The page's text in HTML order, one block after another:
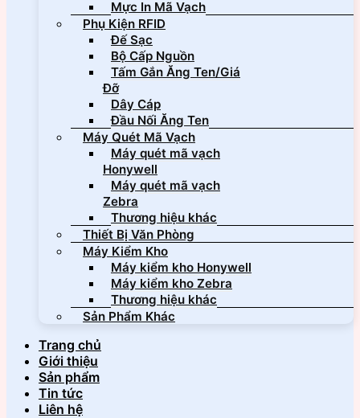
Mực In Mã Vạch
Phụ Kiện RFID
Đế Sạc
Bộ Cấp Nguồn
Tấm Gắn Ăng Ten/Giá
Đỡ
Dây Cáp
Đầu Nối Ăng Ten
Máy Quét Mã Vạch
Máy quét mã vạch
Honywell
Máy quét mã vạch
Zebra
Thương hiệu khác
Thiết Bị Văn Phòng
Máy Kiểm Kho
Máy kiểm kho Honywell
Máy kiểm kho Zebra
Thương hiệu khác
Sản Phẩm Khác
Trang chủ
Giới thiệu
Sản phẩm
Tin tức
Liên hệ